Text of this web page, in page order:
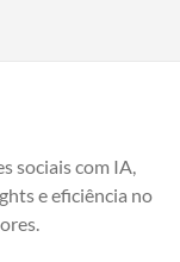
sociais com IA,
e eficiência no